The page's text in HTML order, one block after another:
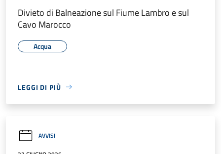
Divieto di Balneazione sul Fiume Lambro e sul
Cavo Marocco
Acqua
LEGGI DI PIÙ
AVVISI